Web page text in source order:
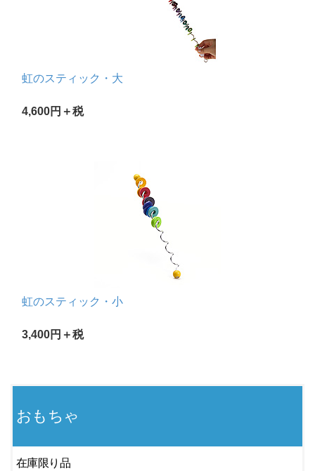
虹のスティック・大
4,600円＋税
虹のスティック・小
3,400円＋税
おもちゃ
在庫限り品